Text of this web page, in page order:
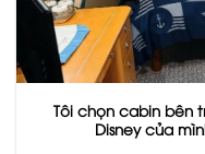
Tôi chọn cabin bên
Disney của